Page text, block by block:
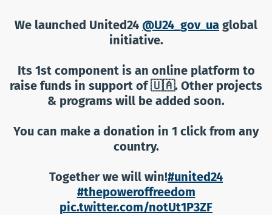
We launched United24 @U24_gov_ua global
initiative.
Its 1st component is an online platform to
raise funds in support of 🇺🇦. Other projects
& programs will be added soon.
You can make a donation in 1 click from any
country.
Together we will win!#united24
#thepoweroffreedom
pic.twitter.com/notUt1P3ZF